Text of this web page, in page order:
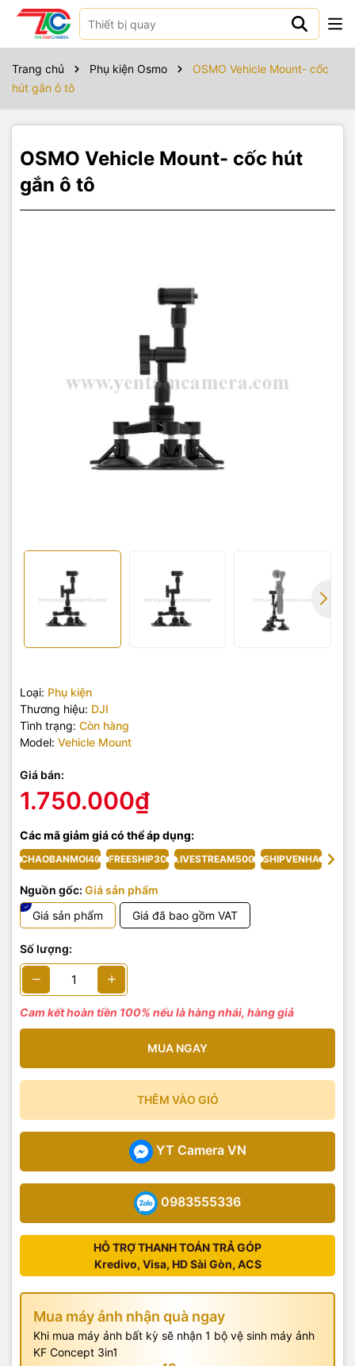
Trang chủ Phụ kiện Osmo
OSMO Vehicle Mount- cốc
hút gắn ô tô
OSMO Vehicle Mount- cốc hút
gắn ô tô
Loại: Phụ kiện
Thương hiệu: DJI
Tình trạng: Còn hàng
Model: Vehicle Mount
Giá bán:
1.750.000₫
Các mã giảm giá có thể áp dụng:
CHAOBANMOI40 FREESHIP30 LIVESTREAM500 SHIPVENHA
Nguồn gốc: Giá sản phẩm
Giá sản phẩm
Giá đã bao gồm VAT
Số lượng:
Cam kết hoàn tiền 100% nếu là hàng nhái, hàng giả
MUA NGAY
THÊM VÀO GIỎ
YT Camera VN
0983555336
HỖ TRỢ THANH TOÁN TRẢ GÓP
Kredivo, Visa, HD Sài Gòn, ACS
Mua máy ảnh nhận quà ngay
Khi mua máy ảnh bất kỳ sẽ nhận 1 bộ vệ sinh máy ảnh
KF Concept 3in1
Sản phẩm bao gồm